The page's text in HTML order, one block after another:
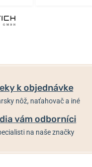
k objednávke
nôž, naťahovač a iné
vám odborníci
na naše značky